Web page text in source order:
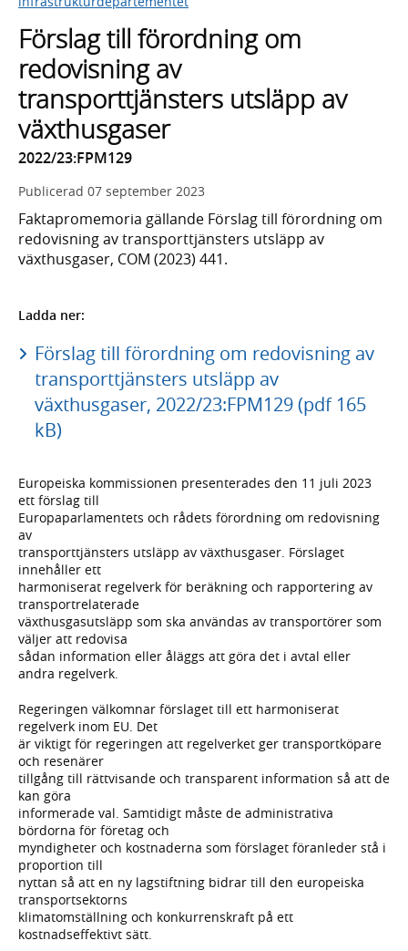
Förslag till förordning om
redovisning av
transporttjänsters utsläpp av
växthusgaser
2022/23:FPM129
Publicerad 07 september 2023
Faktapromemoria gällande Förslag till förordning om
redovisning av transporttjänsters utsläpp av
växthusgaser, COM (2023) 441.
Ladda ner:
Förslag till förordning om redovisning av
transporttjänsters utsläpp av
växthusgaser, 2022/23:FPM129 (pdf 165
kB)
Europeiska kommissionen presenterades den 11 juli 2023
ett förslag till
Europaparlamentets och rådets förordning om redovisning
av
transporttjänsters utsläpp av växthusgaser. Förslaget
innehåller ett
harmoniserat regelverk för beräkning och rapportering av
transportrelaterade
växthusgasutsläpp som ska användas av transportörer som
väljer att redovisa
sådan information eller åläggs att göra det i avtal eller
andra regelverk.
Regeringen välkomnar förslaget till ett harmoniserat
regelverk inom EU. Det
är viktigt för regeringen att regelverket ger transportköpare
och resenärer
tillgång till rättvisande och transparent information så att de
kan göra
informerade val. Samtidigt måste de administrativa
bördorna för företag och
myndigheter och kostnaderna som förslaget föranleder stå i
proportion till
nyttan så att en ny lagstiftning bidrar till den europeiska
transportsektorns
klimatomställning och konkurrenskraft på ett
kostnadseffektivt sätt.